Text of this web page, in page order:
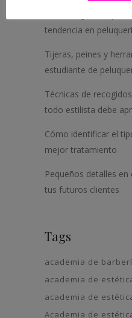
tendencia en
Tijeras, peines y
estudiante de
Técnicas de
todo estilista debe
Cómo identificar el
mejor tratamiento
Pequeños detalles
tus futuros clientes
Tags
academia de
academia de
academia de
Academia de